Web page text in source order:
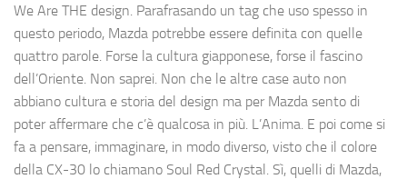
We Are THE design. Parafrasando un tag che uso spesso in
questo periodo, Mazda potrebbe essere definita con quelle
quattro parole. Forse la cultura giapponese, forse il fascino
dell’Oriente. Non saprei. Non che le altre case auto non
abbiano cultura e storia del design ma per Mazda sento di
poter affermare che c’è qualcosa in più. L’Anima. E poi come si
fa a pensare, immaginare, in modo diverso, visto che il colore
della CX-30 lo chiamano Soul Red Crystal. Sì, quelli di Mazda,